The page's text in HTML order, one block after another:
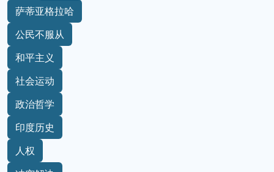
萨蒂亚格拉哈
公民不服从
和平主义
社会运动
政治哲学
印度历史
人权